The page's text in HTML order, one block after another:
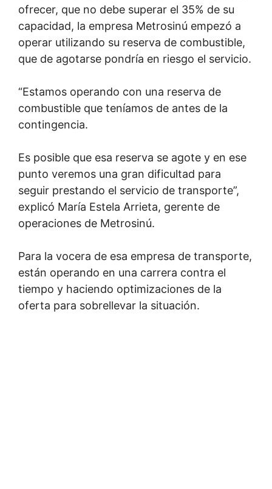
ofrecer, que no debe superar el 35% de su
capacidad, la empresa Metrosinú empezó a
operar utilizando su reserva de combustible,
que de agotarse pondría en riesgo el servicio.
“Estamos operando con una reserva de
combustible que teníamos de antes de la
contingencia.
Es posible que esa reserva se agote y en ese
punto veremos una gran dificultad para
seguir prestando el servicio de transporte”,
explicó María Estela Arrieta, gerente de
operaciones de Metrosinú.
Para la vocera de esa empresa de transporte,
están operando en una carrera contra el
tiempo y haciendo optimizaciones de la
oferta para sobrellevar la situación.